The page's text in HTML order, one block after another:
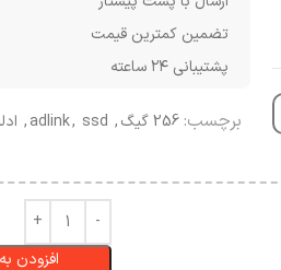
تضمین کمترین قیمت
پشتیبانی ۲۴ ساعته
برچسب: 256 گیگ ,
adlink, ssd
,
افزودن